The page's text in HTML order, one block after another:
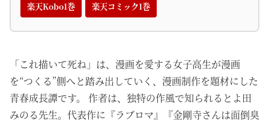
楽天Kobo1巻 楽天コミック1巻
「これ描いて死ね」は、漫画を愛する女子高生が漫画
を“つくる”側へと踏み出していく、漫画制作を題材にした
青春成長譚です。 作者は、独特の作風で知られるとよ田
みのる先生。代表作に『ラブロマ』『金剛寺さんは面倒臭